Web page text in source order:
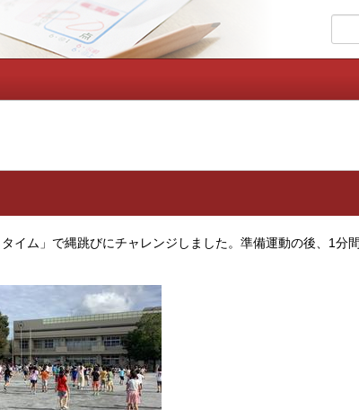
イム」で縄跳びにチャレンジしました。準備運動の後、1分